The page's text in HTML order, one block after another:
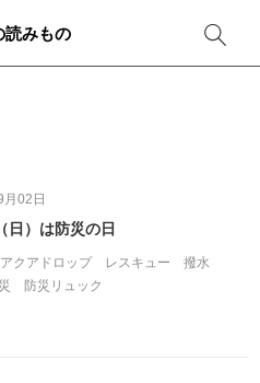
読みもの
02日
日）は防災の日
アクアドロップ レスキュー
撥水
防災リュック